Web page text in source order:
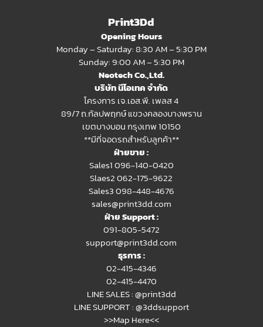
มาก
จะเห็นได้ว่า จะปรับระยะที่เหมาะสม จะมีแสง Power ออกมาดีที่สุดในการตั้งค่า
โปรแกรมเดียวกัน
วิธีปรับตำแหน่ง Preview Laser ไม่ตรงกับ งานที่
เลเซอร์
Print3Dd
Opening Hours
Monday – Saturday: 8:30 AM – 5:30 PM
Sunday: 9:00 AM – 5:30 PM
Neotech Co.,Ltd.
บริษัท นีโอเทค จำกัด
โครงการ เจ.เอส.พี. เพลส 4
89/7 ถ.กัลปพฤกษ์ แขวงคลองบางพราน
เขตบางบอน กรุงเทพ 10150
**มีที่จอดรถสำหรับลูกค้า**
ฝ่ายขาย :
Sales1 096-140-0420
Slaes2062-175-9622
Sales3 098-448-4676
sales@print3dd.com
ฝ่าย Support :
091-805-5472
support@print3dd.com
ธุรการ :
02-415-4346
02-415-4470
LINE SALES :@print3dd
LINE SUPPORT :@3ddsupport
>>Map Here<<